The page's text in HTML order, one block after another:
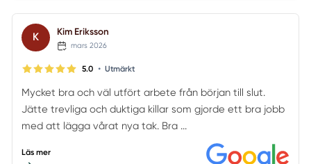
K Kim Eriksson
mars 2026
5.0 • Utmärkt
Mycket bra och väl utfört arbete från början till slut.
Jätte trevliga och duktiga killar som gjorde ett bra jobb
med att lägga vårat nya tak. Bra ...
Läs mer